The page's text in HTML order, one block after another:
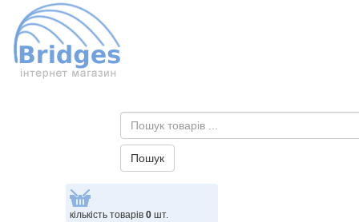
кількість товарів 0 шт.